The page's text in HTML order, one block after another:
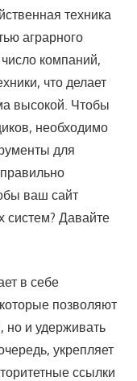
техника
аграрного
компаний,
что делает
высокой. Чтобы
необходимо
для
ваш сайт
систем? Давайте
в себе
позволяют
но и удерживать
укрепляет
ссылки